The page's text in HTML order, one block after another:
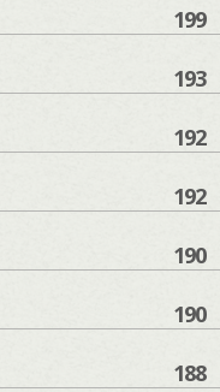
199
193
192
192
190
190
188